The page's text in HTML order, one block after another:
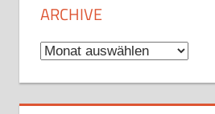
ARCHIVE
Archive